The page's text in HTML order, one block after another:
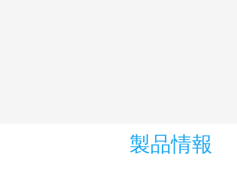
製品情報